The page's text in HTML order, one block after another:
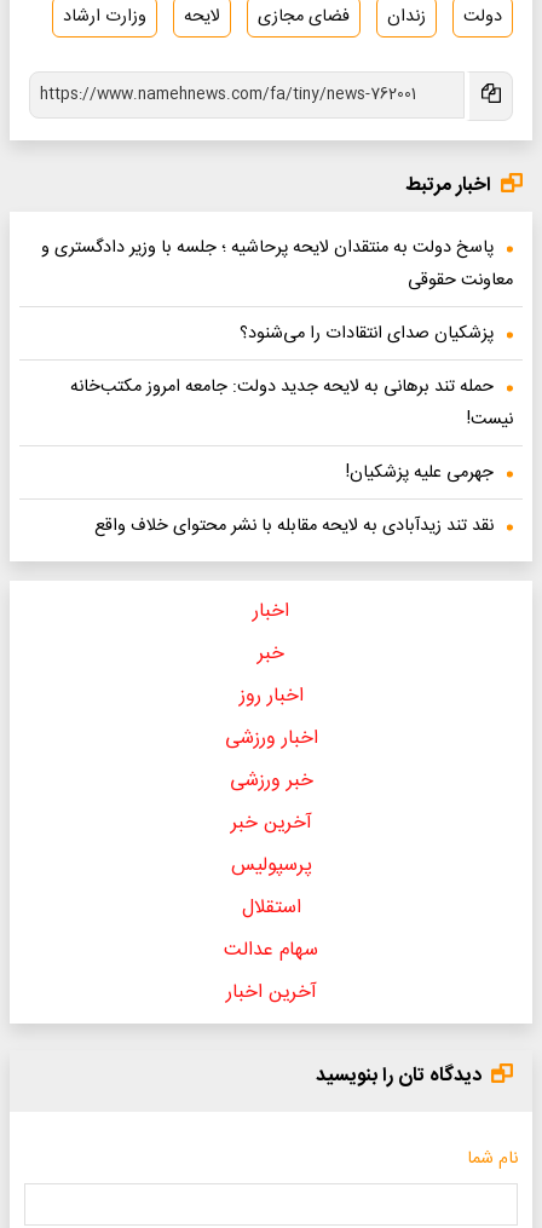
دولت زندان فضای مجازی لایحه وزارت ارشاد
اخبار مرتبط
پاسخ دولت به منتقدان لایحه پرحاشیه ؛ جلسه با وزیر دادگستری و
معاونت حقوقی
پزشکیان صدای انتقادات را می‌شنود؟
حمله تند برهانی به لایحه جدید دولت: جامعه امروز مکتب‌خانه
نیست!
جهرمی علیه پزشکیان!
نقد تند زیدآبادی به لایحه مقابله با نشر محتوای خلاف واقع
اخبار
خبر
اخبار روز
اخبار ورزشی
خبر ورزشی
آخرین خبر
پرسپولیس
استقلال
سهام عدالت
آخرین اخبار
دیدگاه تان را بنویسید
نام شما